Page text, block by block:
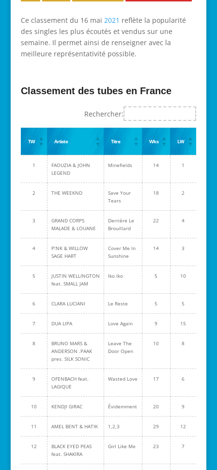
Ce classement du 16 mai 2021 reflète la popularité
des singles les plus écoutés et vendus sur une
semaine. Il permet ainsi de renseigner avec la
meilleure représentativité possible.
Classement des tubes en France
Rechercher:
TW Artiste Titre Wks LW
1
FAOUZIA & JOHN
LEGEND
Minefields 14 1
2 THE WEEKND
Save Your
Tears
18 2
3
GRAND CORPS
MALADE & LOUANE
Derrière Le
Brouillard
22 4
4
P!NK & WILLOW
SAGE HART
Cover Me In
Sunshine
14 3
5
JUSTIN WELLINGTON
feat. SMALL JAM
Iko Iko 5 10
6 CLARA LUCIANI Le Reste 5 5
7 DUA LIPA Love Again 9 15
8
BRUNO MARS &
ANDERSON .PAAK
pres. SILK SONIC
Leave The
Door Open
10 8
9
OFENBACH feat.
LAGIQUE
Wasted Love 17 6
10 KENDJI GIRAC Évidemment 20 9
11 AMEL BENT & HATIK 1,2,3 29 12
12
BLACK EYED PEAS
feat. SHAKIRA
Girl Like Me 23 7